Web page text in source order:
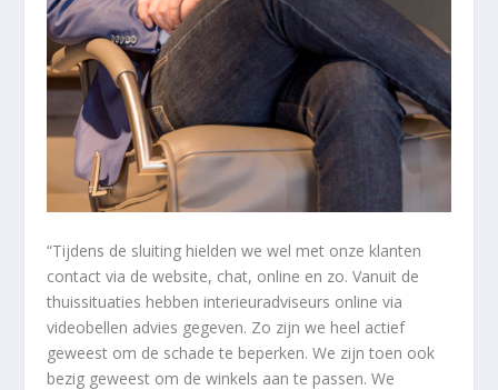
“Tijdens de sluiting hielden we wel met onze klanten
contact via de website, chat, online en zo. Vanuit de
thuissituaties hebben interieuradviseurs online via
videobellen advies gegeven. Zo zijn we heel actief
geweest om de schade te beperken. We zijn toen ook
bezig geweest om de winkels aan te passen. We